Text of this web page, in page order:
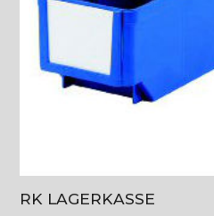
RK LAGERKASSE
varesiden